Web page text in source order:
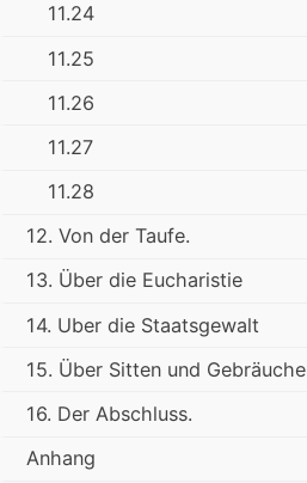
11.24
11.25
11.26
11.27
11.28
12. Von der Taufe.
13. Über die Eucharistie
14. Uber die Staatsgewalt
15. Über Sitten und Gebräuche
16. Der Abschluss.
Anhang